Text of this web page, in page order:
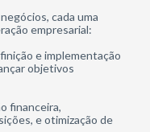
cada uma
empresarial:
e implementação
objetivos
financeira,
e otimização de